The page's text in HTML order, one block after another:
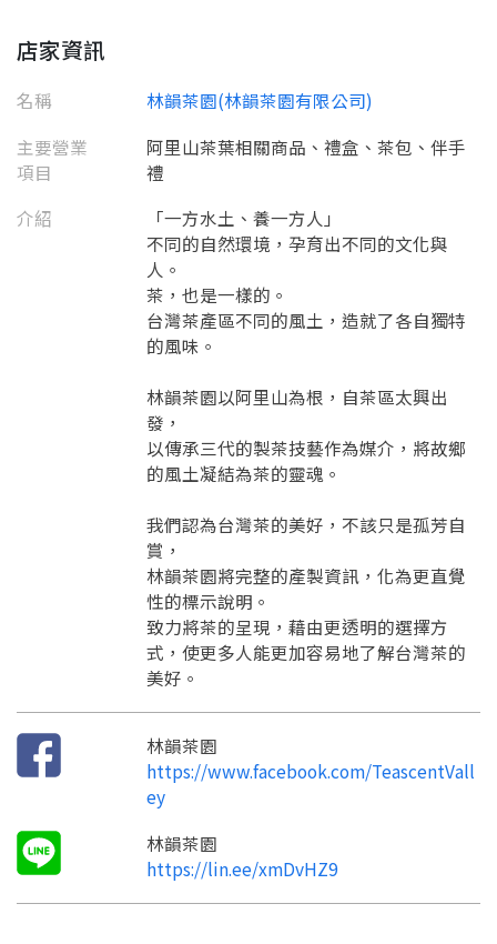
店家資訊
名稱
林韻茶園(林韻茶園有限公司)
主要營業
項目
阿里山茶葉相關商品、禮盒、茶包、伴手
禮
介紹
「一方水土、養一方人」
不同的自然環境，孕育出不同的文化與
人。
茶，也是一樣的。
台灣茶產區不同的風土，造就了各自獨特
的風味。
林韻茶園以阿里山為根，自茶區太興出
發，
以傳承三代的製茶技藝作為媒介，將故鄉
的風土凝結為茶的靈魂。
我們認為台灣茶的美好，不該只是孤芳自
賞，
林韻茶園將完整的產製資訊，化為更直覺
性的標示說明。
致力將茶的呈現，藉由更透明的選擇方
式，使更多人能更加容易地了解台灣茶的
美好。
林韻茶園
https://www.facebook.com/TeascentVall
ey
林韻茶園
https://lin.ee/xmDvHZ9
要註冊嗎？
只要驗證手機號碼就能完成註冊。
返回
請加入LINE好友
請掃描或點擊 QR code
才能繼續註冊喔。
點擊加入 LINE 好友
返回 繼續註冊
註冊完成了！
開始填寫申請資料吧~
填寫申請資料
訊息
要申請新產品嗎？
您的申請資料正在等候審查中，
要申請新產品嗎？
查看申請進度 申請新產品
要看申請秘笈嗎？
想知道怎麼做更容易通過審核嗎？
看看申請教學吧！
如果你已經準備好了，
點擊「直接申請」按鈕開始填寫申請表。